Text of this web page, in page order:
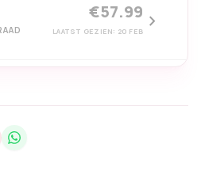
€57.99
LAATST GEZIEN: 20 FEB chevron_right